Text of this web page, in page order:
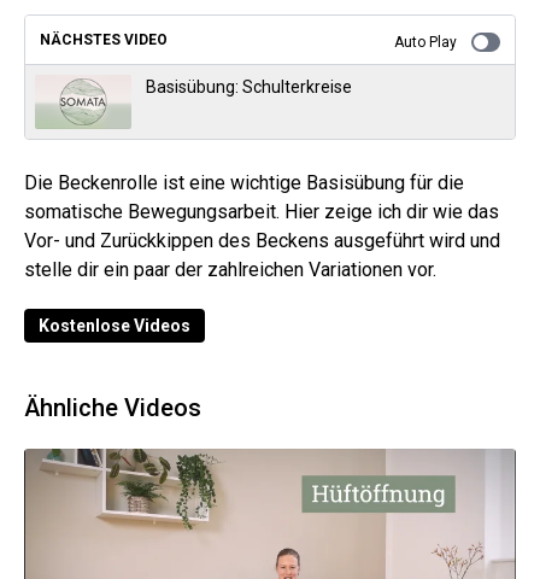
NÄCHSTES VIDEO Auto Play
Basisübung: Schulterkreise
Die Beckenrolle ist eine wichtige Basisübung für die
somatische Bewegungsarbeit. Hier zeige ich dir wie das
Vor- und Zurückkippen des Beckens ausgeführt wird und
stelle dir ein paar der zahlreichen Variationen vor.
Kostenlose Videos
Ähnliche Videos